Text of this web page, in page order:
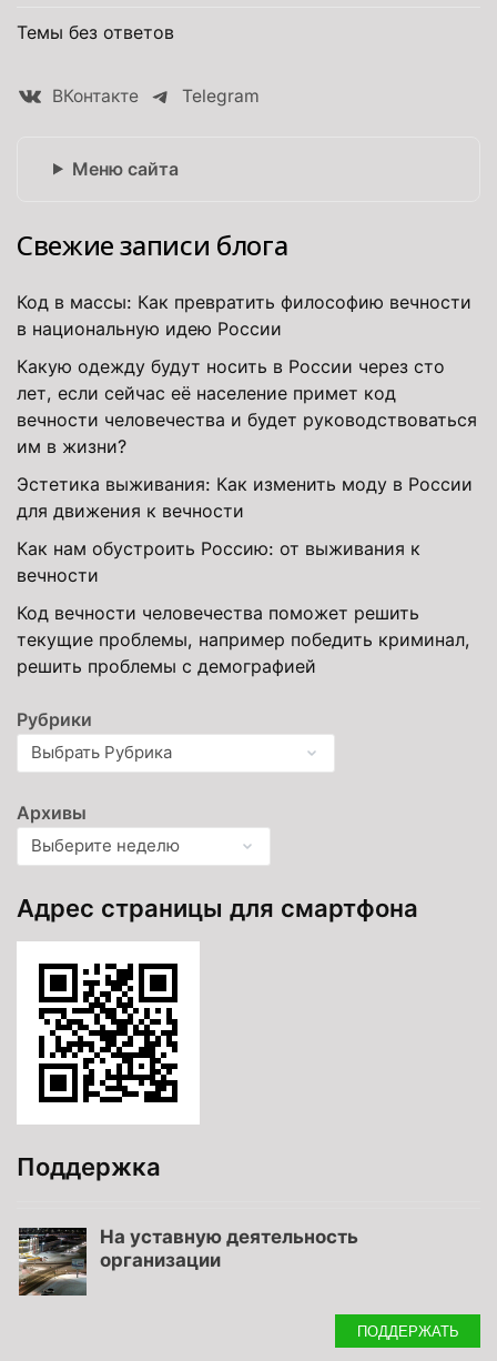
Темы без ответов
ВКонтакте Telegram
Меню сайта
Свежие записи блога
Код в массы: Как превратить философию вечности
в национальную идею России
Какую одежду будут носить в России через сто
лет, если сейчас её население примет код
вечности человечества и будет руководствоваться
им в жизни?
Эстетика выживания: Как изменить моду в России
для движения к вечности
Как нам обустроить Россию: от выживания к
вечности
Код вечности человечества поможет решить
текущие проблемы, например победить криминал,
решить проблемы с демографией
Рубрики
Архивы
Адрес страницы для смартфона
Поддержка
На уставную деятельность
организации
ПОДДЕРЖАТЬ